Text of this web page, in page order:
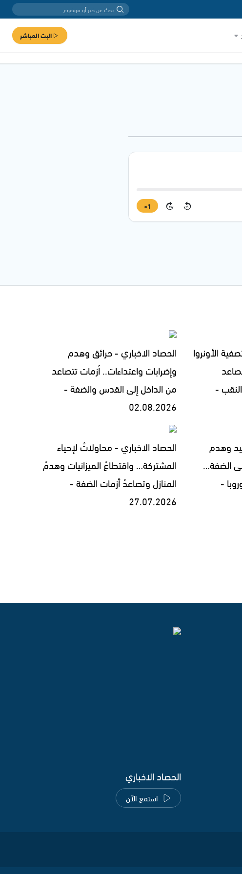
البث المباشر
15
15
1×
الأونروا
-
الحصاد الاخباري - حرائق وهدم
وإضرابات واعتداءات.. أزمات تتصاعد
من الداخل إلى القدس والضفة -
02.08.2026
وهدم
الضفة…
-
الحصاد الاخباري - محاولاتٌ لإحياء
المشتركة… واقتطاعُ الميزانيات وهدمُ
المنازل وتصاعدُ أزمات الضفة -
27.07.2026
الحصاد الاخباري
استمع الآن